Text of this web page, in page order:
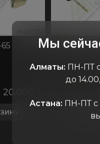
20.000
В
Мы
Алматы: ПН-ПТ
до
Астана: ПН-ПТ с